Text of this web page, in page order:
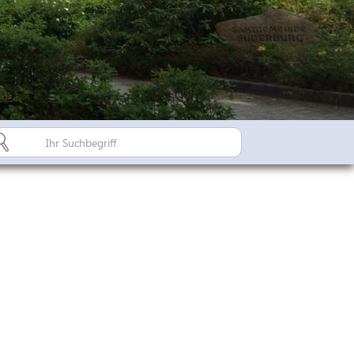
Land
Bürgerinfo A-Z
Dorfregion /
Suderburg - Stahlbachtal